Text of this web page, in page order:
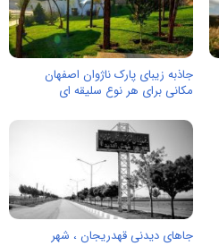
جاذبه زیبای پارک ناژوان اصفهان
مکانی برای هر نوع سلیقه ای
جاهای دیدنی قهدریجان ، شهر